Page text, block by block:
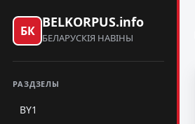
БК
BELKORPUS.info
БЕЛАРУСКІЯ НАВІНЫ
РАЗДЗЕЛЫ
BY1